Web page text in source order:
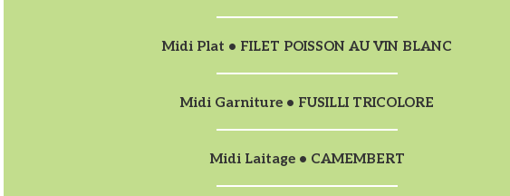
Midi Plat • FILET POISSON AU VIN BLANC
Midi Garniture • FUSILLI TRICOLORE
Midi Laitage • CAMEMBERT